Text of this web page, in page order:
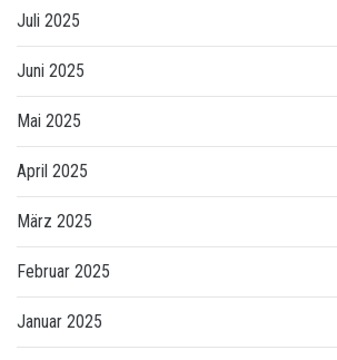
Juli 2025
Juni 2025
Mai 2025
April 2025
März 2025
Februar 2025
Januar 2025